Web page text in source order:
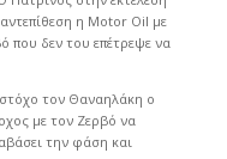
η Motor Oil με
που δεν του επέτρεψε να
τον Θαναηλάκη ο
με τον Ζερβό να
την φάση και